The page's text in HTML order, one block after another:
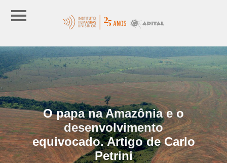
O papa na Amazônia e o
desenvolvimento
equivocado. Artigo de Carlo
Petrini